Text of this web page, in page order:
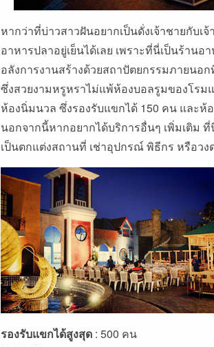
หากว่าที่บ่าวสาวฝันอยากเป็นดั่งเจ้าชายกับ
อาหารปลาอยู่เย็นได้เลย เพราะที่นี่เป็นร้าน
อลังการงานสร้างด้วยสถาปัตยกรรมภายนอ
ซึ่งสวยงามหรูหราไม่แพ้ห้องบอลรูมของโรม
ห้องนิ่มนวล ซึ่งรองรับแขกได้ 150 คน และห้
นอกจากนี้หากอยากได้บริการอื่นๆ เพิ่มเติม
เป็นตกแต่งสถานที่ เช่าอุปกรณ์ พิธีกร หรือวง
รองรับแขกได้สูงสุด : 500 คน